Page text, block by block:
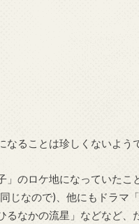
なることは珍しくないよう
」のロケ地になっていたこ
じなので)、他にもドラマ
るなかの流星」などなど、